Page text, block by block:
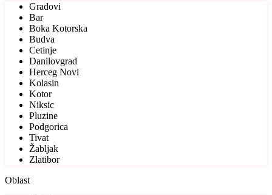
Gradovi
Bar
Boka Kotorska
Budva
Cetinje
Danilovgrad
Herceg Novi
Kolasin
Kotor
Niksic
Pluzine
Podgorica
Tivat
Žabljak
Zlatibor
Oblast